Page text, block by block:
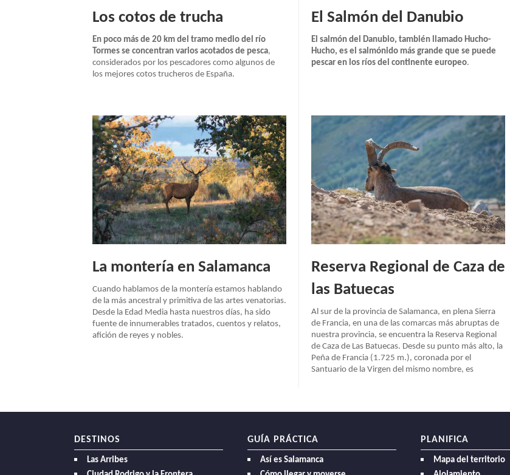
Los cotos de trucha
En poco más de 20 km del tramo medio del río
Tormes se concentran varios acotados de pesca,
considerados por los pescadores como algunos de
los mejores cotos trucheros de España.
El Salmón del Danubio
El salmón del Danubio, también llamado Hucho-
Hucho, es el salmónido más grande que se puede
pescar en los ríos del continente europeo.
La montería en Salamanca
Cuando hablamos de la montería estamos hablando
de la más ancestral y primitiva de las artes venatorias.
Desde la Edad Media hasta nuestros días, ha sido
fuente de innumerables tratados, cuentos y relatos,
afición de reyes y nobles.
Reserva Regional de Caza de
las Batuecas
Al sur de la provincia de Salamanca, en plena Sierra
de Francia, en una de las comarcas más abruptas de
nuestra provincia, se encuentra la Reserva Regional
de Caza de Las Batuecas. Desde su punto más alto, la
Peña de Francia (1.725 m.), coronada por el
Santuario de la Virgen del mismo nombre, es
DESTINOS
Las Arribes
GUÍA PRÁCTICA
Así es Salamanca
PLANIFICA
Mapa del territorio